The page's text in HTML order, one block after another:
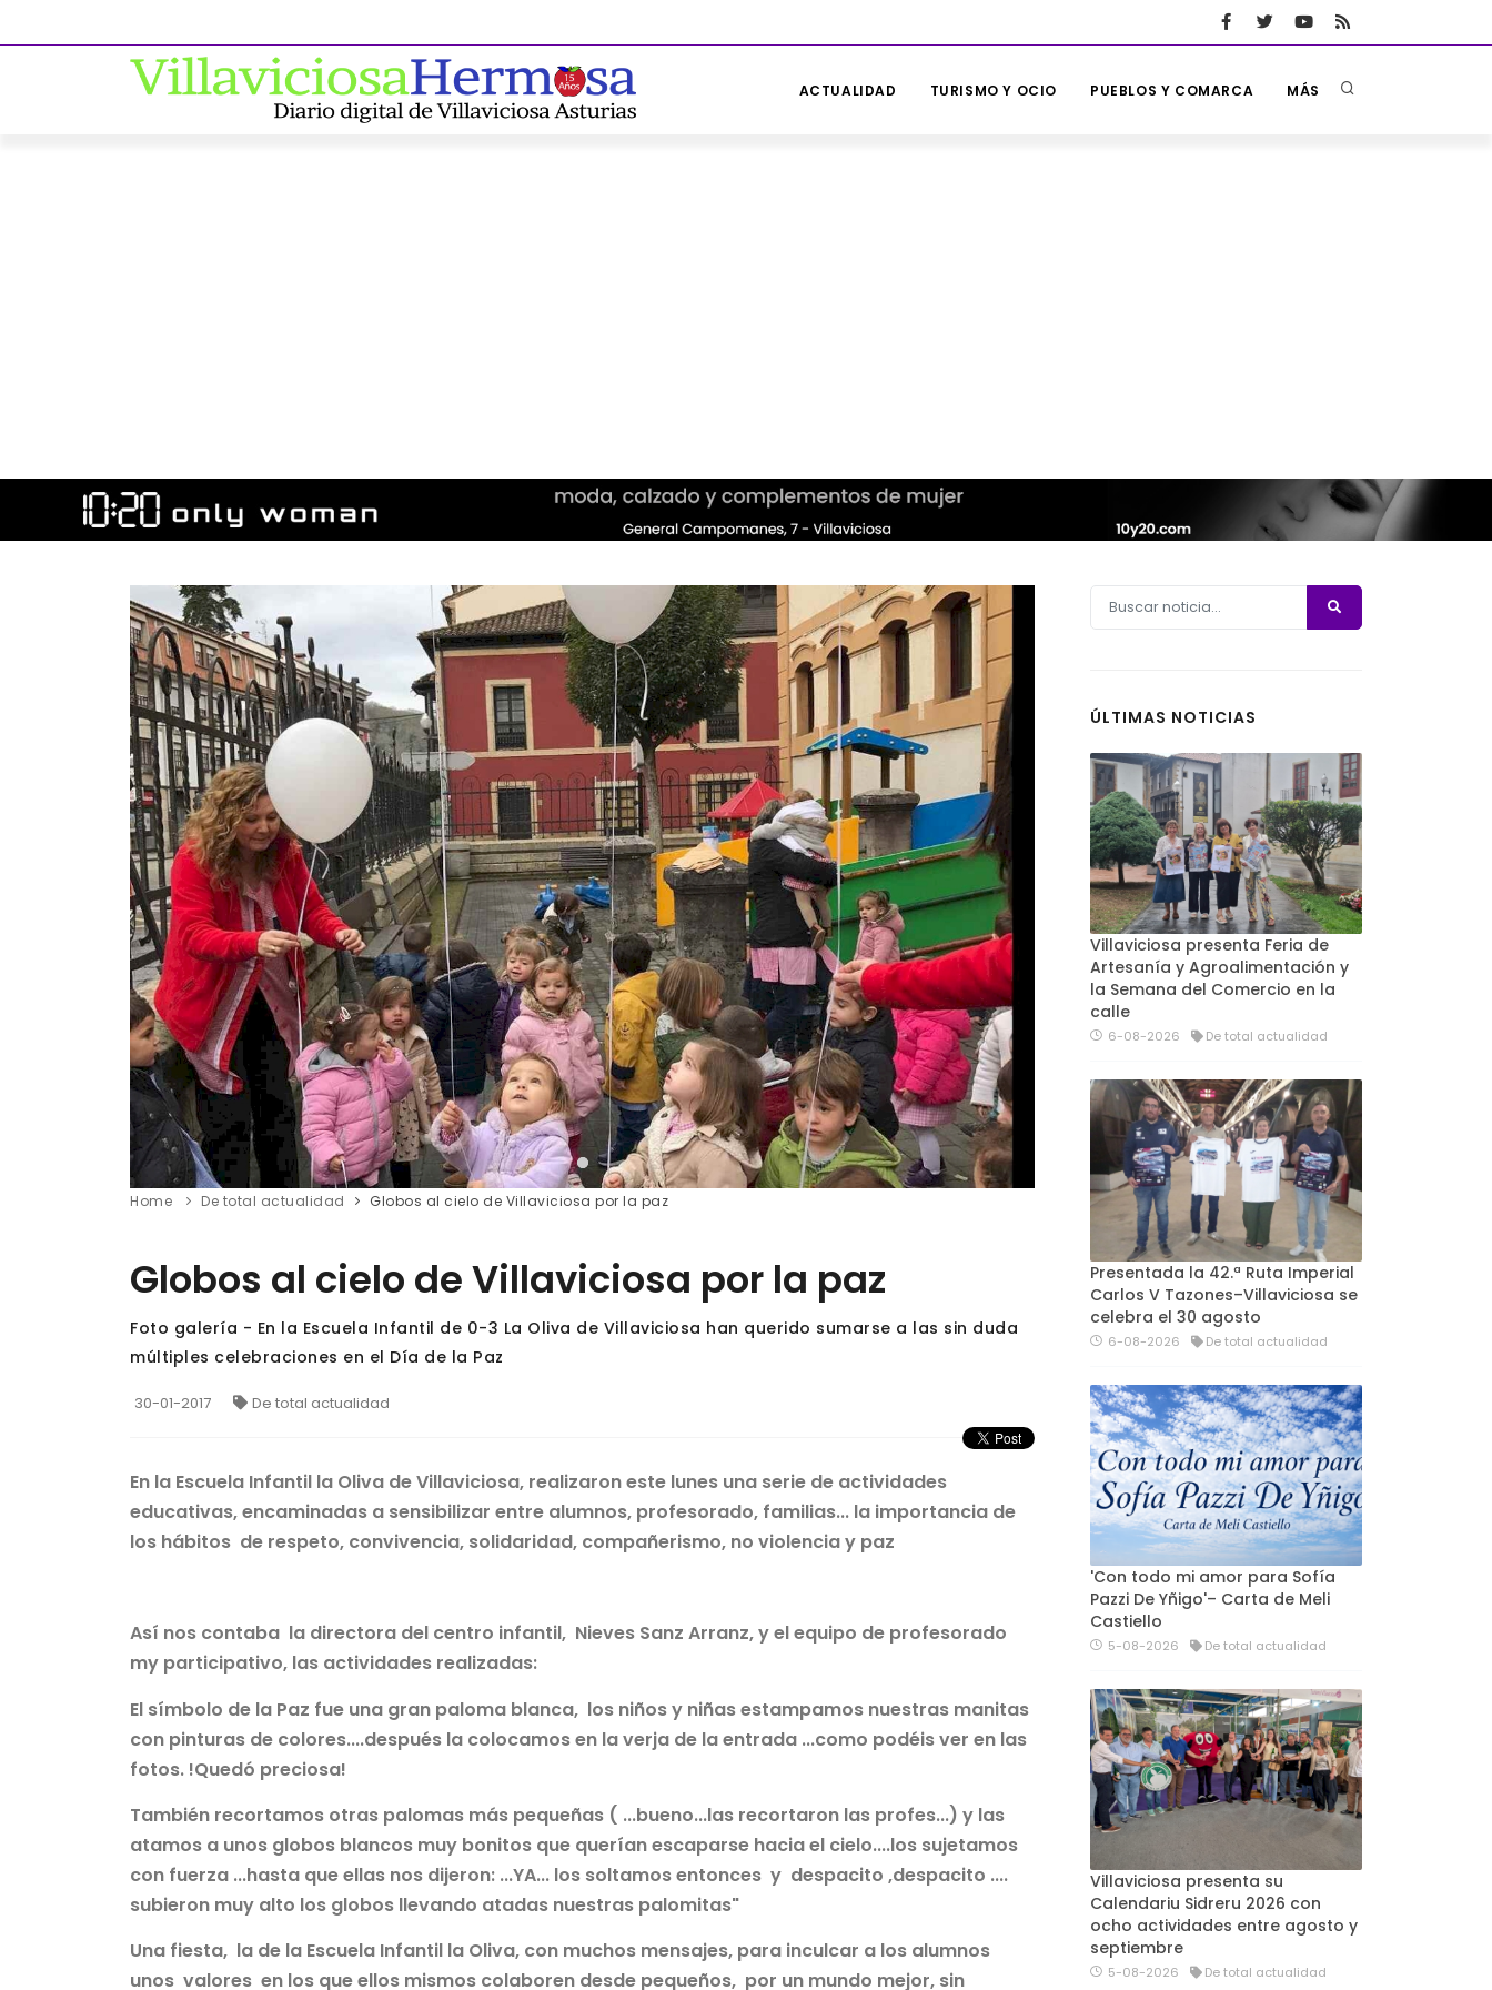
ACTUALIDAD TURISMO Y OCIO PUEBLOS Y COMARCA MÁS
Home De total actualidad Globos al cielo de Villaviciosa por la paz
Globos al cielo de Villaviciosa por la paz
Foto galería - En la Escuela Infantil de 0-3 La Oliva de Villaviciosa han querido sumarse a las sin duda
múltiples celebraciones en el Día de la Paz
30-01-2017 De total actualidad
En la Escuela Infantil la Oliva de Villaviciosa, realizaron este lunes una serie de actividades
educativas, encaminadas a sensibilizar entre alumnos, profesorado, familias... la importancia de
los hábitos de respeto, convivencia, solidaridad, compañerismo, no violencia y paz
Así nos contaba la directora del centro infantil, Nieves Sanz Arranz, y el equipo de profesorado
my participativo, las actividades realizadas:
El símbolo de la Paz fue una gran paloma blanca, los niños y niñas estampamos nuestras manitas
con pinturas de colores....después la colocamos en la verja de la entrada ...como podéis ver en las
fotos. !Quedó preciosa!
También recortamos otras palomas más pequeñas ( ...bueno...las recortaron las profes...) y las
atamos a unos globos blancos muy bonitos que querían escaparse hacia el cielo....los sujetamos
con fuerza ...hasta que ellas nos dijeron: ...YA... los soltamos entonces y despacito ,despacito ....
subieron muy alto los globos llevando atadas nuestras palomitas"
Una fiesta, la de la Escuela Infantil la Oliva, con muchos mensajes, para inculcar a los alumnos
unos valores en los que ellos mismos colaboren desde pequeños, por un mundo mejor, sin
ÚLTIMAS NOTICIAS
Villaviciosa presenta Feria de
Artesanía y Agroalimentación y
la Semana del Comercio en la
calle
6-08-2026 De total actualidad
Presentada la 42.ª Ruta Imperial
Carlos V Tazones–Villaviciosa se
celebra el 30 agosto
6-08-2026 De total actualidad
'Con todo mi amor para Sofía
Pazzi De Yñigo'– Carta de Meli
Castiello
5-08-2026 De total actualidad
Villaviciosa presenta su
Calendariu Sidreru 2026 con
ocho actividades entre agosto y
septiembre
5-08-2026 De total actualidad